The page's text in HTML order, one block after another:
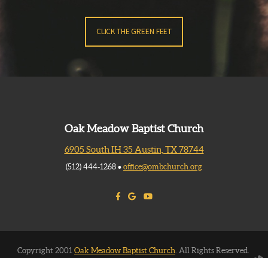
CLICK THE GREEN FEET
Oak Meadow Baptist Church
6905 South IH 35 Austin, TX 78744
(512) 444-1268 • office@ombchurch.org
Facebook F
 Google Logo
YouTube
Copyright 2001 Oak Meadow Baptist Church . All Rights Reserved.